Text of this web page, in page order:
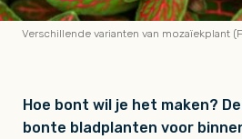
Verschillende varianten van mozaïekplant
Hoe bont wil je het maken?
bonte bladplanten voor